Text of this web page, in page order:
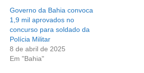
Governo da Bahia convoca
1,9 mil aprovados no
concurso para soldado da
Polícia Militar
8 de abril de 2025
Em "Bahia"